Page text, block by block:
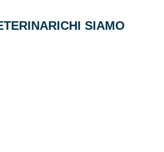
CHI SIAMO